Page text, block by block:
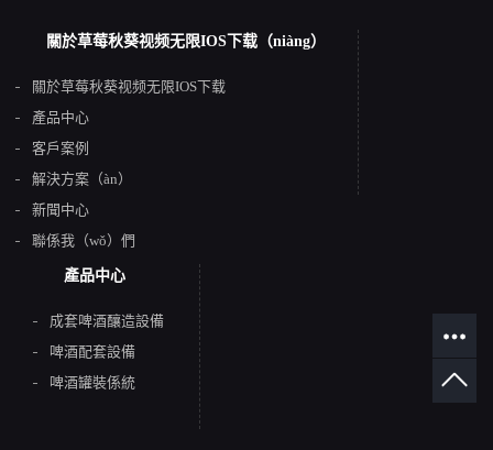
關於草莓秋葵视频无限IOS下载（niàng）
關於草莓秋葵视频无限IOS下载
產品中心
客戶案例
解決方案（àn）
新聞中心
聯係我（wǒ）們
產品中心
成套啤酒釀造設備
啤酒配套設備
啤酒罐裝係統